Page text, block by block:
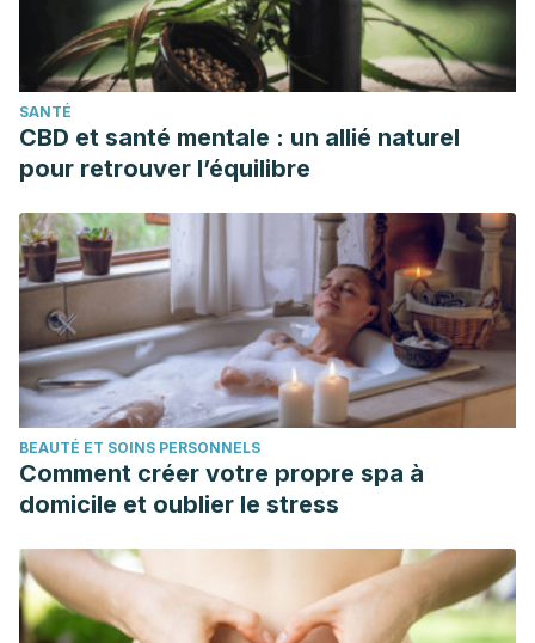
SANTÉ
CBD et santé mentale : un allié naturel
pour retrouver l’équilibre
BEAUTÉ ET SOINS PERSONNELS
Comment créer votre propre spa à
domicile et oublier le stress